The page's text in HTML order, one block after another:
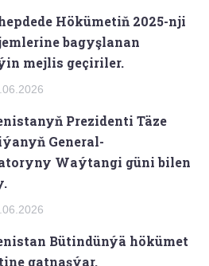
Hökümetiň 2025-nji
bagyşlanan
mejlis geçiriler.
Prezidenti Täze
General-
Waýtangi güni bilen
Bütindünýä hökümet
gatnaşýar.